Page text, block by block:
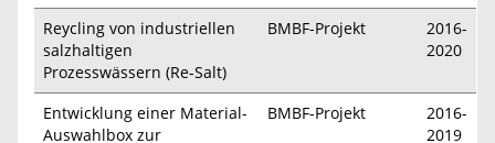
Reycling von industriellen
salzhaltigen
Prozesswässern (Re-Salt)
BMBF-Projekt
2016-
2020
Entwicklung einer Material-
Auswahlbox zur
BMBF-Projekt
2016-
2019